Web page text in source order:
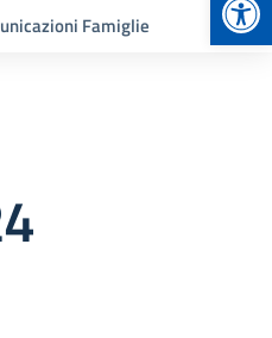
Famiglie